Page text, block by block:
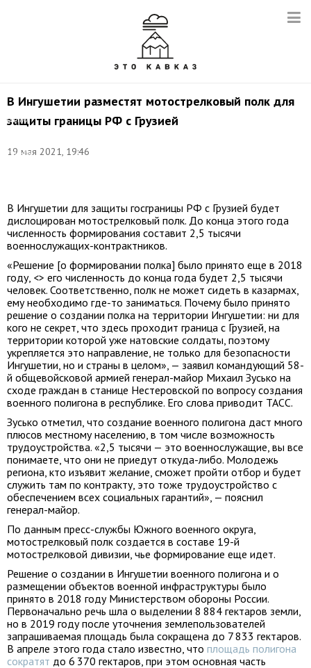
В Ингушетии разместят мотострелковый полк для
защиты границы РФ с Грузией
19 мая 2021, 19:46
Фото
служба
В Ингушетии для защиты госграницы РФ с Грузией будет
дислоцирован мотострелковый полк. До конца этого года
численность формирования составит 2,5 тысячи
военнослужащих-контрактников.
«Решение [о формировании полка] было принято еще в 2018
году, <> его численность до конца года будет 2,5 тысячи
человек. Соответственно, полк не может сидеть в казармах,
ему необходимо где-то заниматься. Почему было принято
решение о создании полка на территории Ингушетии: ни для
кого не секрет, что здесь проходит граница с Грузией, на
территории которой уже натовские солдаты, поэтому
укрепляется это направление, не только для безопасности
Ингушетии, но и страны в целом», — заявил командующий 58-
й общевойсковой армией генерал-майор Михаил Зусько на
сходе граждан в станице Нестеровской по вопросу создания
военного полигона в республике. Его слова приводит ТАСС.
Зусько отметил, что создание военного полигона даст много
плюсов местному населению, в том числе возможность
трудоустройства. «2,5 тысячи — это военнослужащие, вы все
понимаете, что они не приедут откуда-либо. Молодежь
региона, кто изъявит желание, сможет пройти отбор и будет
служить там по контракту, это тоже трудоустройство с
обеспечением всех социальных гарантий», — пояснил
генерал-майор.
По данным пресс-службы Южного военного округа,
мотострелковый полк создается в составе 19-й
мотострелковой дивизии, чье формирование еще идет.
Решение о создании в Ингушетии военного полигона и о
размещении объектов военной инфраструктуры было
принято в 2018 году Министерством обороны России.
Первоначально речь шла о выделении 8 884 гектаров земли,
но в 2019 году после уточнения землепользователей
запрашиваемая площадь была сокращена до 7 833 гектаров.
В апреле этого года стало известно, что площадь полигона
сократят до 6 370 гектаров, при этом основная часть